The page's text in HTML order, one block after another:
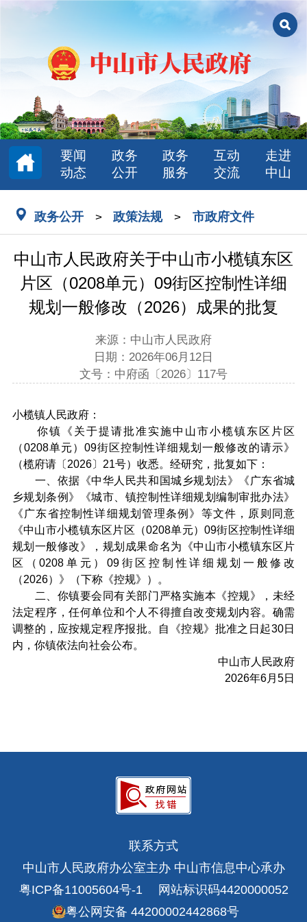
要闻
动态
政务
公开
政务
服务
互动
交流
走进
中山
政务公开 > 政策法规 > 市政府文件
中山市人民政府关于中山市小榄镇东区
片区（0208单元）09街区控制性详细
规划一般修改（2026）成果的批复
来源：中山市人民政府
日期：2026年06月12日
文号：中府函〔2026〕117号
小榄镇人民政府：
你镇《关于提请批准实施中山市小榄镇东区片区
（0208单元）09街区控制性详细规划一般修改的请示》
（榄府请〔2026〕21号）收悉。经研究，批复如下：
一、依据《中华人民共和国城乡规划法》《广东省城
乡规划条例》《城市、镇控制性详细规划编制审批办法》
《广东省控制性详细规划管理条例》等文件，原则同意
《中山市小榄镇东区片区（0208单元）09街区控制性详细
规划一般修改》，规划成果命名为《中山市小榄镇东区片
区（0208单元）09街区控制性详细规划一般修改
（2026）》（下称《控规》）。
二、你镇要会同有关部门严格实施本《控规》，未经
法定程序，任何单位和个人不得擅自改变规划内容。确需
调整的，应按规定程序报批。自《控规》批准之日起30日
内，你镇依法向社会公布。
中山市人民政府
2026年6月5日
联系方式
中山市人民政府办公室主办 中山市信息中心承办
粤ICP备11005604号-1
网站标识码4420000052
粤公网安备 44200002442868号